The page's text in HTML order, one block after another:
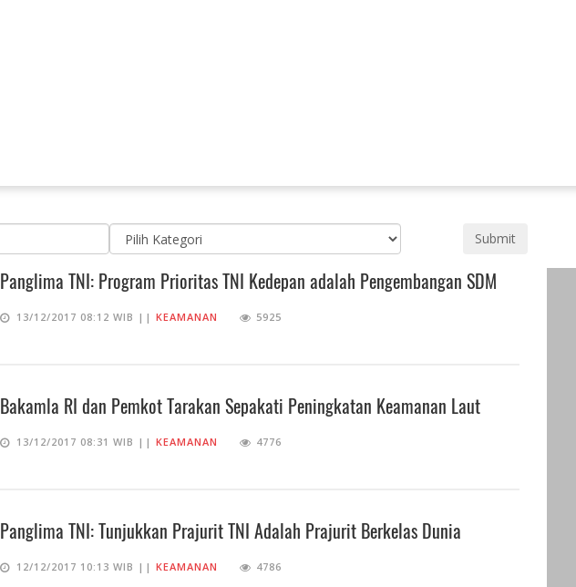
Submit
Panglima TNI: Program Prioritas TNI Kedepan adalah Pengembangan SDM
13/12/2017 08:12 WIB || KEAMANAN 5925
Bakamla RI dan Pemkot Tarakan Sepakati Peningkatan Keamanan Laut
13/12/2017 08:31 WIB || KEAMANAN 4776
Panglima TNI: Tunjukkan Prajurit TNI Adalah Prajurit Berkelas Dunia
12/12/2017 10:13 WIB || KEAMANAN 4786